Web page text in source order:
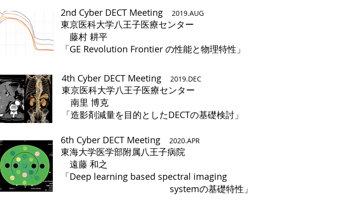
2nd Cyber DECT Meeting 2019.AUG
東京医科大学八王子医療センター
藤村 耕平
「GE Revolution Frontier の性能と物理特性」
4th Cyber DECT Meeting 2019.DEC
東京医科大学八王子医療センター
南里 博克
​「造影剤減量を目的としたDECTの基礎検討」
6th Cyber DECT Meeting 2020.APR
東海大学医学部附属八王子病院
遠藤 和之
​「Deep learning based spectral imaging
systemの基礎特性」